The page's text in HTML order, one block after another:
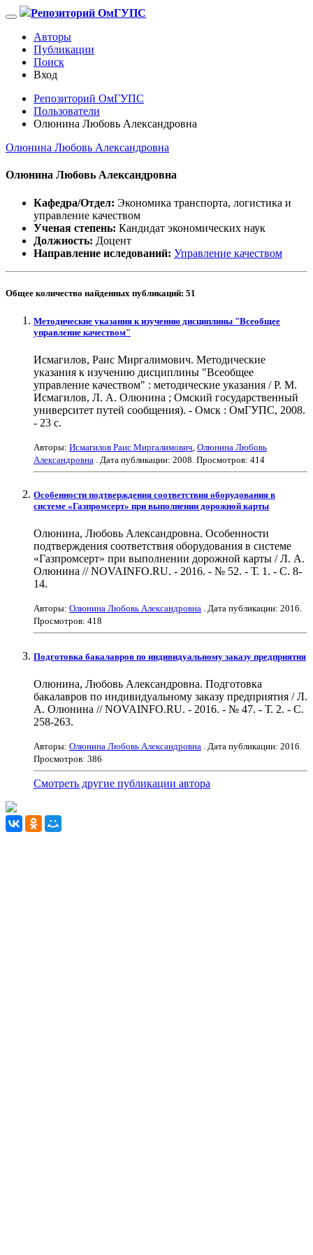
Репозиторий ОмГУПС
Авторы
Публикации
Поиск
Вход
Репозиторий ОмГУПС
Пользователи
Олюнина Любовь Александровна
Олюнина Любовь Александровна
Олюнина Любовь Александровна
Кафедра/Отдел: Экономика транспорта, логистика и
управление качеством
Ученая степень: Кандидат экономических наук
Должность: Доцент
Направление иследований: Управление качеством
Общее количество найденных публикаций: 51
Методические указания к изучению дисциплины "Всеобщее
управление качеством"
Исмагилов, Раис Миргалимович. Методические
указания к изучению дисциплины "Всеобщее
управление качеством" : методические указания / Р. М.
Исмагилов, Л. А. Олюнина ; Омский государственный
университет путей сообщения). - Омск : ОмГУПС, 2008.
- 23 с.
Авторы: Исмагилов Раис Миргалимович, Олюнина Любовь
Александровна . Дата публикации: 2008. Просмотров: 414
Особенности подтверждения соответствия оборудования в
системе «Газпромсерт» при выполнении дорожной карты
Олюнина, Любовь Александровна. Особенности
подтверждения соответствия оборудования в системе
«Газпромсерт» при выполнении дорожной карты / Л. А.
Олюнина // NOVAINFO.RU. - 2016. - № 52. - Т. 1. - С. 8-
14.
Авторы: Олюнина Любовь Александровна . Дата публикации: 2016.
Просмотров: 418
Подготовка бакалавров по индивидуальному заказу предприятия
Олюнина, Любовь Александровна. Подготовка
бакалавров по индивидуальному заказу предприятия / Л.
А. Олюнина // NOVAINFO.RU. - 2016. - № 47. - Т. 2. - С.
258-263.
Авторы: Олюнина Любовь Александровна . Дата публикации: 2016
Просмотров: 386
Смотреть другие публикации автора